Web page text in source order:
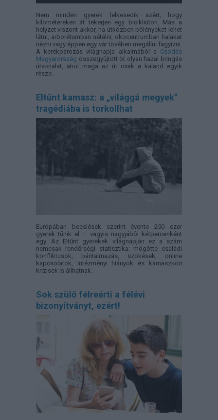
Nem minden gyerek lelkesedik azért, hogy
kilométereken át tekerjen egy bicikliúton. Más a
helyzet viszont akkor, ha útközben bölényeket lehet
látni, arborétumban sétálni, ökocentrumban halakat
nézni vagy éppen egy vár tövében megállni fagyizni.
A kerékpározás világnapja alkalmából a Csodás
Magyarország összegyűjtött öt olyan hazai bringás
útvonalat, ahol maga az út csak a kaland egyik
része.
Eltűnt kamasz: a „világgá megyek”
tragédiába is torkollhat
Európában becslések szerint évente 250 ezer
gyerek tűnik el – vagyis nagyjából kétpercenként
egy. Az Eltűnt gyerekek világnapján ez a szám
nemcsak rendőrségi statisztika: mögötte családi
konfliktusok, bántalmazás, szökések, online
kapcsolatok, intézményi hiányok és kamaszkori
krízisek is állhatnak.
Sok szülő félreérti a félévi
bizonyítványt, ezért!